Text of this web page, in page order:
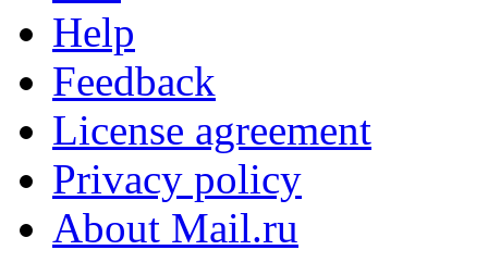
Help
Feedback
License agreement
Privacy policy
About Mail.ru